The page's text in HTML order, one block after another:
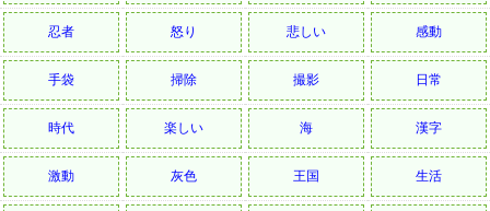
忍者 怒り 悲しい 感動
手袋 掃除 撮影 日常
時代 楽しい 海 漢字
激動 灰色 王国 生活